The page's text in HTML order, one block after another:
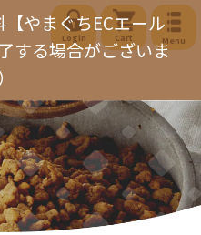
やまぐちECエール
する場合がございま
Login Cart Menu